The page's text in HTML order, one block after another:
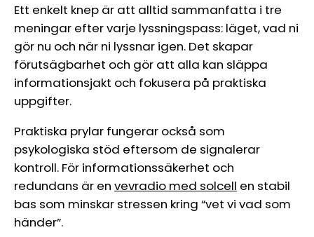
Ett enkelt knep är att alltid sammanfatta i tre
meningar efter varje lyssningspass: läget, vad ni
gör nu och när ni lyssnar igen. Det skapar
förutsägbarhet och gör att alla kan släppa
informationsjakt och fokusera på praktiska
uppgifter.
Praktiska prylar fungerar också som
psykologiska stöd eftersom de signalerar
kontroll. För informationssäkerhet och
redundans är en vevradio med solcell en stabil
bas som minskar stressen kring “vet vi vad som
händer”.